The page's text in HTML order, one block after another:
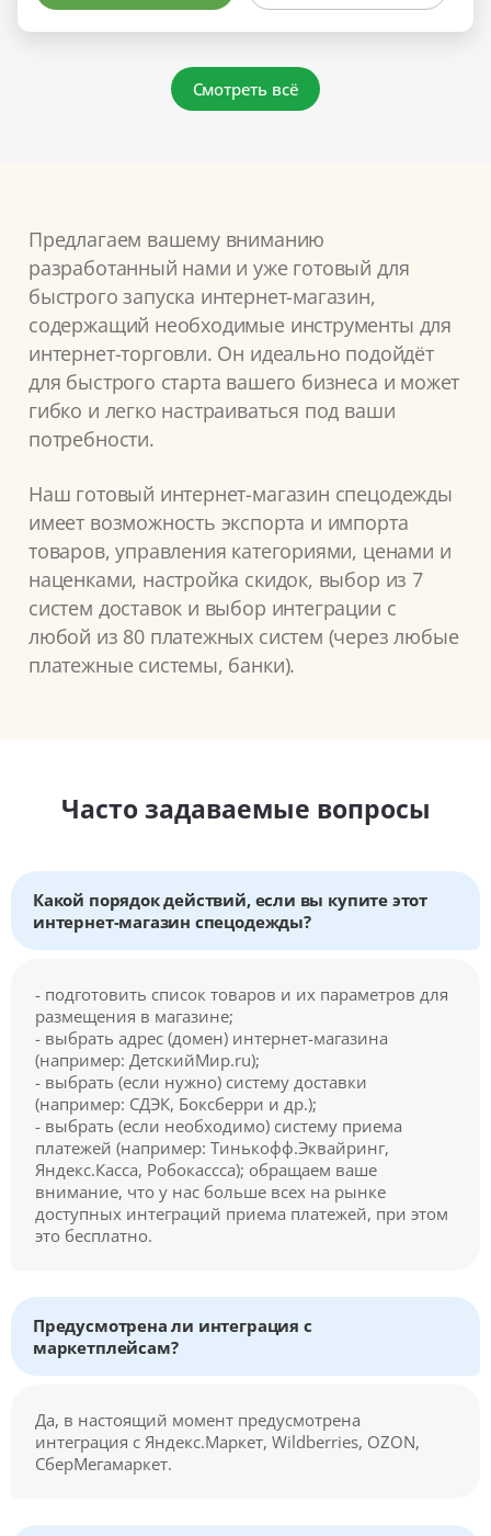
Смотреть всё
Предлагаем вашему вниманию
разработанный нами и уже готовый для
быстрого запуска интернет-магазин,
содержащий необходимые инструменты для
интернет-торговли. Он идеально подойдёт
для быстрого старта вашего бизнеса и может
гибко и легко настраиваться под ваши
потребности.
Наш готовый интернет-магазин спецодежды
имеет возможность экспорта и импорта
товаров, управления категориями, ценами и
наценками, настройка скидок, выбор из 7
систем доставок и выбор интеграции с
любой из 80 платежных систем (через любые
платежные системы, банки).
Часто задаваемые вопросы
Какой порядок действий, если вы купите этот
интернет-магазин спецодежды?
- подготовить список товаров и их параметров для
размещения в магазине;
- выбрать адрес (домен) интернет-магазина
(например: ДетскийМир.ru);
- выбрать (если нужно) систему доставки
(например: СДЭК, Боксберри и др.);
- выбрать (если необходимо) систему приема
платежей (например: Тинькофф.Эквайринг,
Яндекс.Касса, Робокассса); обращаем ваше
внимание, что у нас больше всех на рынке
доступных интеграций приема платежей, при этом
это бесплатно.
Предусмотрена ли интеграция с
маркетплейсам?
Да, в настоящий момент предусмотрена
интеграция с Яндекс.Маркет, Wildberries, OZON,
СберМегамаркет.